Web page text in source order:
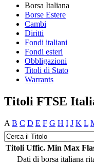
Borsa Italiana
Borse Estere
Cambi
Diritti
Fondi italiani
Fondi esteri
Obbligazioni
Titoli di Stato
Warrants
Titoli FTSE
A B C D E F G H I J K L
Titoli Uffic. Min Max
Dati di borsa italiana